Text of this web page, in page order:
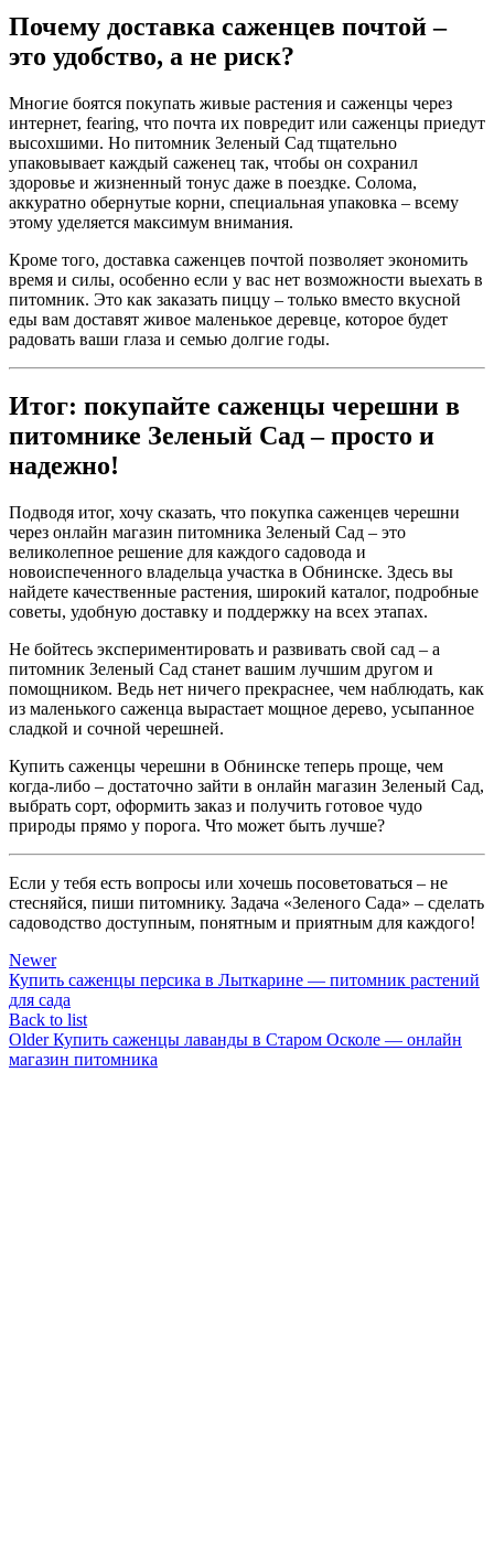
Почему доставка саженцев почтой –
это удобство, а не риск?
Многие боятся покупать живые растения и саженцы через
интернет, fearing, что почта их повредит или саженцы приедут
высохшими. Но питомник Зеленый Сад тщательно
упаковывает каждый саженец так, чтобы он сохранил
здоровье и жизненный тонус даже в поездке. Солома,
аккуратно обернутые корни, специальная упаковка – всему
этому уделяется максимум внимания.
Кроме того, доставка саженцев почтой позволяет экономить
время и силы, особенно если у вас нет возможности выехать в
питомник. Это как заказать пиццу – только вместо вкусной
еды вам доставят живое маленькое деревце, которое будет
радовать ваши глаза и семью долгие годы.
Итог: покупайте саженцы черешни в
питомнике Зеленый Сад – просто и
надежно!
Подводя итог, хочу сказать, что покупка саженцев черешни
через онлайн магазин питомника Зеленый Сад – это
великолепное решение для каждого садовода и
новоиспеченного владельца участка в Обнинске. Здесь вы
найдете качественные растения, широкий каталог, подробные
советы, удобную доставку и поддержку на всех этапах.
Не бойтесь экспериментировать и развивать свой сад – а
питомник Зеленый Сад станет вашим лучшим другом и
помощником. Ведь нет ничего прекраснее, чем наблюдать, как
из маленького саженца вырастает мощное дерево, усыпанное
сладкой и сочной черешней.
Купить саженцы черешни в Обнинске теперь проще, чем
когда-либо – достаточно зайти в онлайн магазин Зеленый Сад,
выбрать сорт, оформить заказ и получить готовое чудо
природы прямо у порога. Что может быть лучше?
Если у тебя есть вопросы или хочешь посоветоваться – не
стесняйся, пиши питомнику. Задача «Зеленого Сада» – сделать
садоводство доступным, понятным и приятным для каждого!
Newer
Купить саженцы персика в Лыткарине — питомник растений
для сада
Back to list
Older Купить саженцы лаванды в Старом Осколе — онлайн
магазин питомника